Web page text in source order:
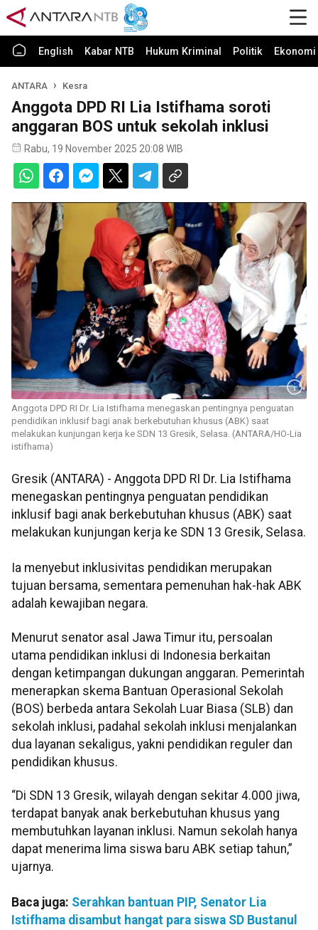
English Kabar NTB Hukum Kriminal Politik
ANTARA Kesra
Anggota DPD RI Lia Istifhama soroti
anggaran BOS untuk sekolah inklusi
Rabu, 19 November 2025 20:08 WIB
Anggota DPD RI Dr. Lia Istifhama menegaskan pentingnya penguatan
pendidikan inklusif bagi anak berkebutuhan khusus (ABK) saat
melakukan kunjungan kerja ke SDN 13 Gresik, Selasa. (ANTARA/HO-Lia
istifhama)
Gresik (ANTARA) - Anggota DPD RI Dr. Lia Istifhama
menegaskan pentingnya penguatan pendidikan
inklusif bagi anak berkebutuhan khusus (ABK) saat
melakukan kunjungan kerja ke SDN 13 Gresik, Selasa.
Ia menyebut inklusivitas pendidikan merupakan
tujuan bersama, sementara pemenuhan hak-hak ABK
adalah kewajiban negara.
Menurut senator asal Jawa Timur itu, persoalan
utama pendidikan inklusi di Indonesia berkaitan
dengan ketimpangan dukungan anggaran. Pemerintah
menerapkan skema Bantuan Operasional Sekolah
(BOS) berbeda antara Sekolah Luar Biasa (SLB) dan
sekolah inklusi, padahal sekolah inklusi menjalankan
dua layanan sekaligus, yakni pendidikan reguler dan
pendidikan khusus.
“Di SDN 13 Gresik, wilayah dengan sekitar 4.000 jiwa,
terdapat banyak anak berkebutuhan khusus yang
membutuhkan layanan inklusi. Namun sekolah hanya
dapat menerima lima siswa baru ABK setiap tahun,”
ujarnya.
Baca juga: Serahkan bantuan PIP, Senator Lia
Istifhama disambut hangat para siswa SD Bustanul